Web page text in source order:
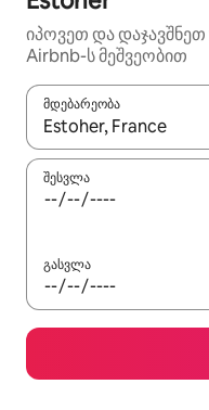
იპოვეთ და
Airbnb-ს მეშვეობით
მდებარეობა
როცა შედეგები
შესვლა
გასვლა